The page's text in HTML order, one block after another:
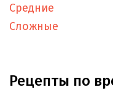
Средние
Сложные
Рецепты по